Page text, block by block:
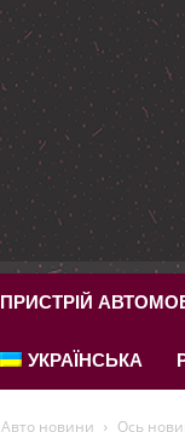
ПРИСТРІЙ
УКРАЇНСЬКА
Авто новини Ось